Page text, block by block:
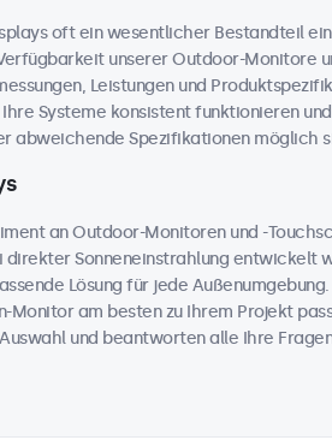
oft ein wesentlicher Bestandteil
unserer Outdoor-Monitore
Leistungen und
Systeme konsistent funktionieren
abweichende Spezifikationen möglich
an Outdoor-Monitoren und -
direkter Sonneneinstrahlung entwickelt
Lösung für jede
am besten zu Ihrem Projekt
und beantworten alle Ihre